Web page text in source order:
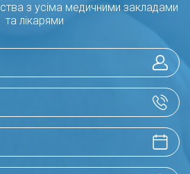
з усіма медичними закладами
та лікарями